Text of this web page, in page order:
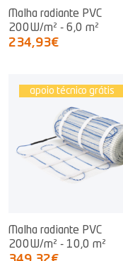
Malha radiante PVC
200W/m² - 6,0 m²
234,93€
apoio técnico grátis
Malha radiante PVC
200W/m² - 10,0 m²